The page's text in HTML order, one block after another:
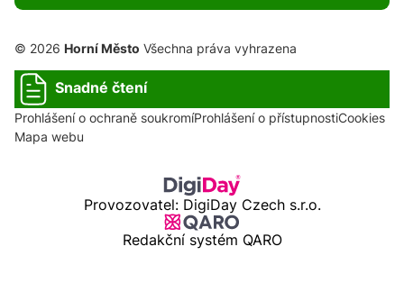
© 2026 Horní Město Všechna práva vyhrazena
Snadné čtení
Prohlášení o ochraně soukromíProhlášení o přístupnostiCookies
Mapa webu
Provozovatel: DigiDay Czech s.r.o.
Redakční systém QARO